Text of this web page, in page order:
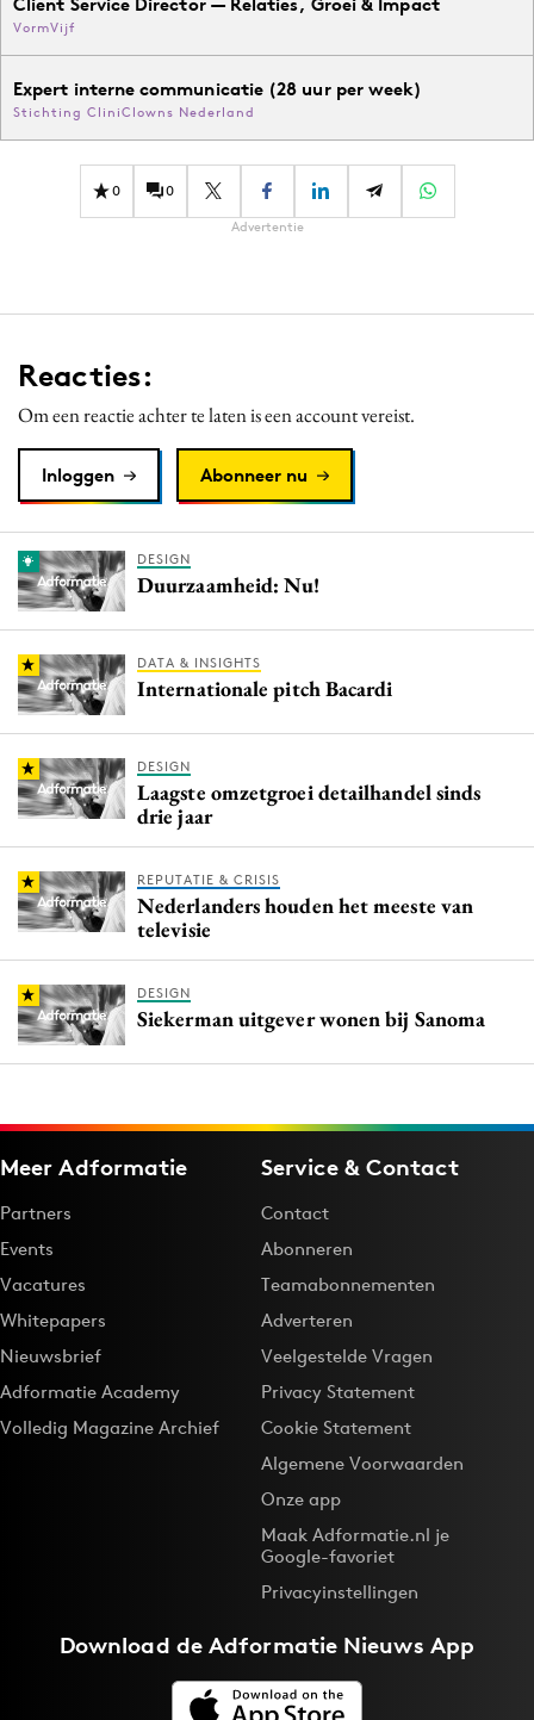
VormVijf
Expert interne communicatie (28 uur per week)
Stichting CliniClowns Nederland
0 0
Advertentie
Reacties:
Om een reactie achter te laten is een account vereist.
Inloggen Abonneer nu
DESIGN
Duurzaamheid: Nu!
DATA & INSIGHTS
Internationale pitch Bacardi
DESIGN
Laagste omzetgroei detailhandel sinds
drie jaar
REPUTATIE & CRISIS
Nederlanders houden het meeste van
televisie
DESIGN
Siekerman uitgever wonen bij Sanoma
Meer Adformatie
Partners
Events
Vacatures
Whitepapers
Nieuwsbrief
Adformatie Academy
Volledig Magazine Archief
Service & Contact
Contact
Abonneren
Teamabonnementen
Adverteren
Veelgestelde Vragen
Privacy Statement
Cookie Statement
Algemene Voorwaarden
Onze app
Maak Adformatie.nl je
Google-favoriet
Privacyinstellingen
Download deAdformatie Nieuws App